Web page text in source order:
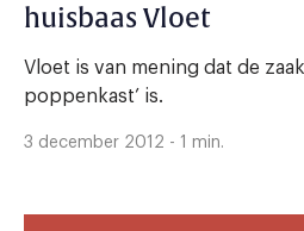
huisbaas Vloet
Vloet is van mening dat de zaak
poppenkast’ is.
3 december 2012 - 1 min.